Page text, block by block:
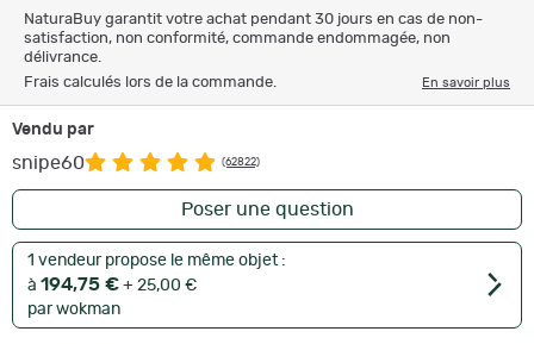
NaturaBuy garantit votre achat pendant 30 jours en cas de non-
satisfaction, non conformité, commande endommagée, non
délivrance.
Frais calculés lors de la commande.
En savoir plus
Vendu par
snipe60 (62822)
Poser une question
1 vendeur propose le même objet :
à 194,75 € + 25,00 €
par wokman